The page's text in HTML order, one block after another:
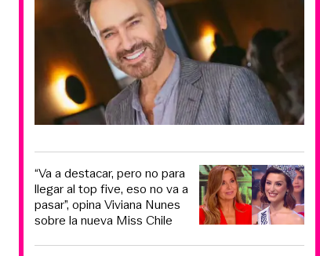
“Va a destacar, pero no para
llegar al top five, eso no va a
pasar”, opina Viviana Nunes
sobre la nueva Miss Chile